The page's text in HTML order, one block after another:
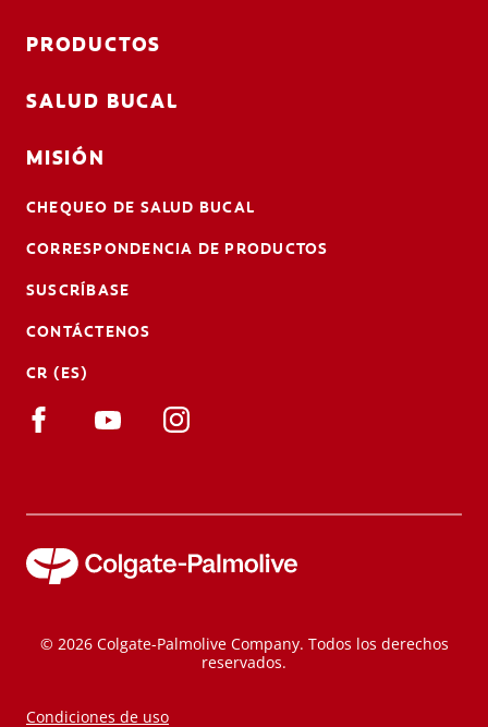
PRODUCTOS
SALUD BUCAL
MISIÓN
CHEQUEO DE SALUD BUCAL
CORRESPONDENCIA DE PRODUCTOS
SUSCRÍBASE
CONTÁCTENOS
CR (ES)
© 2026 Colgate-Palmolive Company. Todos los derechos
reservados.
Condiciones de uso